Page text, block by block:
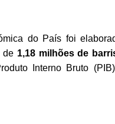
do País foi
de 1,18 milhões de
Interno Bruto